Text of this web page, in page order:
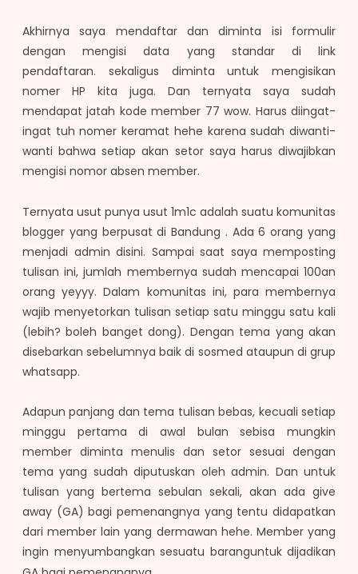
Akhirnya saya mendaftar dan diminta isi formulir
dengan mengisi data yang standar di link
pendaftaran. sekaligus diminta untuk mengisikan
nomer HP kita juga. Dan ternyata saya sudah
mendapat jatah kode member 77 wow. Harus diingat-
ingat tuh nomer keramat hehe karena sudah diwanti-
wanti bahwa setiap akan setor saya harus diwajibkan
mengisi nomor absen member.
Ternyata usut punya usut 1m1c adalah suatu komunitas
blogger yang berpusat di Bandung . Ada 6 orang yang
menjadi admin disini. Sampai saat saya memposting
tulisan ini, jumlah membernya sudah mencapai 100an
orang yeyyy. Dalam komunitas ini, para membernya
wajib menyetorkan tulisan setiap satu minggu satu kali
(lebih? boleh banget dong). Dengan tema yang akan
disebarkan sebelumnya baik di sosmed ataupun di grup
whatsapp.
Adapun panjang dan tema tulisan bebas, kecuali setiap
minggu pertama di awal bulan sebisa mungkin
member diminta menulis dan setor sesuai dengan
tema yang sudah diputuskan oleh admin. Dan untuk
tulisan yang bertema sebulan sekali, akan ada give
away (GA) bagi pemenangnya yang tentu didapatkan
dari member lain yang dermawan hehe. Member yang
ingin menyumbangkan sesuatu baranguntuk dijadikan